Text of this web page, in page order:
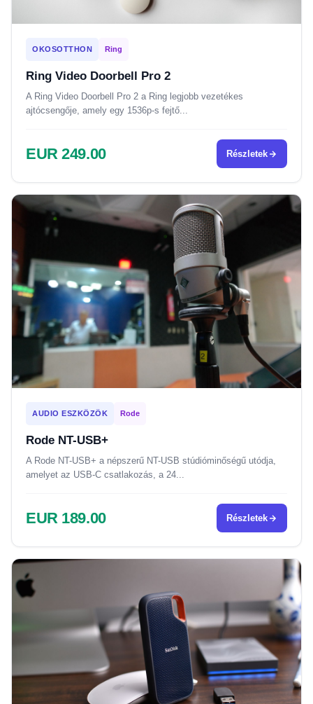
OKOSOTTHON Ring
Ring Video Doorbell Pro 2
A Ring Video Doorbell Pro 2 a Ring legjobb vezetékes
ajtócsengője, amely egy 1536p-s fejtő...
EUR 249.00 Részletek
AUDIO ESZKÖZÖK Rode
Rode NT-USB+
A Rode NT-USB+ a népszerű NT-USB stúdióminőségű utódja,
amelyet az USB-C csatlakozás, a 24...
EUR 189.00 Részletek